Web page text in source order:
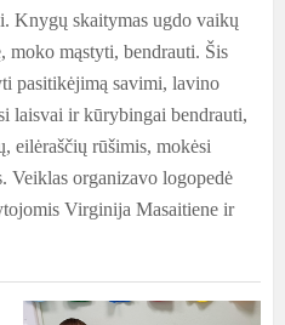
Knygų skaitymas ugdo vaikų
moko mąstyti, bendrauti. Šis
pasitikėjimą savimi, lavino
laisvai ir kūrybingai bendrauti,
eilėraščių rūšimis, mokėsi
Veiklas organizavo logopedė
Virginija Masaitiene ir